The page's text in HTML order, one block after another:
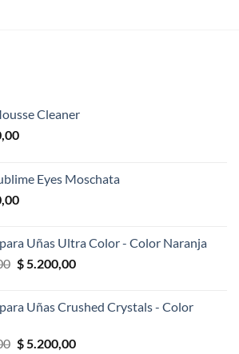
Cleaner
Eyes Moschata
Uñas Ultra Color - Color Naranja
El
era:
$5.200,00El
es:
Uñas Crushed Crystals - Color
El
$5.200,00El